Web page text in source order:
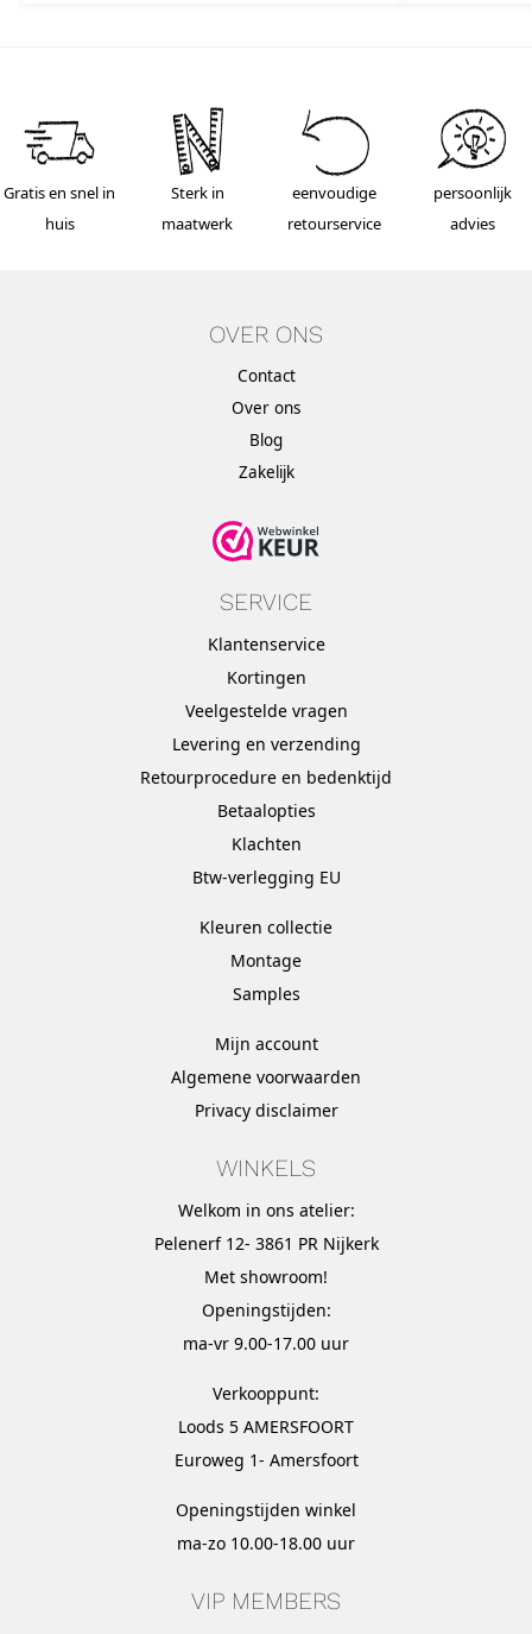
Gratis en snel in
huis
Sterk in
maatwerk
eenvoudige
retourservice
persoonlijk
advies
OVER ONS
Contact
Over ons
Blog
Zakelijk
SERVICE
Klantenservice
Kortingen
Veelgestelde vragen
Levering en verzending
Retourprocedure en bedenktijd
Betaalopties
Klachten
Btw-verlegging EU
Kleuren collectie
Montage
Samples
Mijn account
Algemene voorwaarden
Privacy disclaimer
WINKELS
Welkom in ons atelier:
Pelenerf 12- 3861 PR Nijkerk
Met showroom!
Openingstijden:
ma-vr 9.00-17.00 uur
Verkooppunt:
Loods 5 AMERSFOORT
Euroweg 1- Amersfoort
Openingstijden winkel
ma-zo 10.00-18.00 uur
VIP MEMBERS